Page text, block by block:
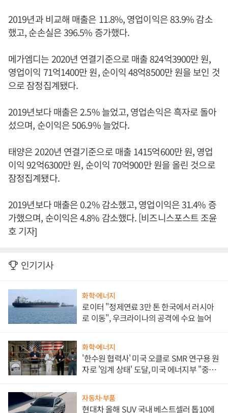
2019년과 비교해 매출은 11.8%, 영업이익은 83.9% 감소
했고, 순손실은 396.5% 증가했다.
메가엠디는 2020년 연결기준으로 매출 824억3900만 원,
영업이익 71억1400만 원, 순이익 48억8500만 원을 보인 것
으로 잠정집계됐다.
2019년보다 매출은 2.5% 늘었고, 영업손익은 흑자로 돌아
섰으며, 순이익은 506.9% 늘었다.
태양은 2020년 연결기준으로 매출 1415억600만 원, 영업
이익 92억6300만 원, 순이익 70억900만 원을 올린 것으로
잠정집계됐다.
2019년보다 매출은 0.2% 감소했고, 영업이익은 31.4% 증
가했으며, 순이익은 4.8% 감소했다. [비즈니스포스트 조윤
호 기자]
인기기사
화학·에너지
로이터 "정제연료 3만 톤 한국에서 러시아
로 이동", 우크라이나의 공격에 수요 늘어
화학·에너지
'한수원 협력사' 미국 오클로 SMR 연구용 원
자로 '임계 상태' 도달, 미국 에너지부 "중요
자동차·부품
현대차 올해 SUV 국내 베스트셀러 톱10에